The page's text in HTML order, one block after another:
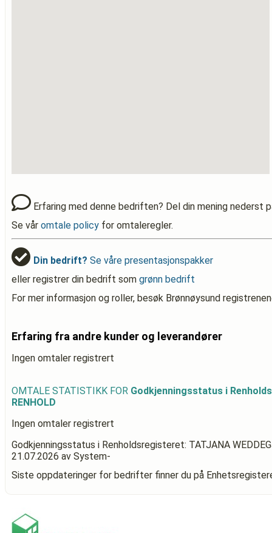
Erfaring med denne bedriften? Del din mening nederst
Se vår omtale policy for omtaleregler.
Din bedrift? Se våre presentasjonspakker
eller registrer din bedrift som grønn bedrift
For mer informasjon og roller, besøk Brønnøysund
Erfaring fra andre kunder og leverandører
Ingen omtaler registrert
OMTALE STATISTIKK FOR Godkjenningsstatus i
RENHOLD
Ingen omtaler registrert
Godkjenningsstatus i Renholdsregisteret: TATJANA
21.07.2026 av System-
Siste oppdateringer for bedrifter finner du på